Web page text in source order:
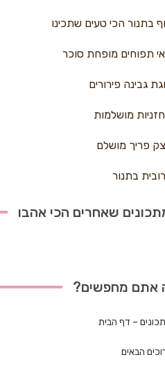
בתנור הכי טעים שתכינו
תפוחים מופחת סוכר
גבינה פירורים
מושלמות
פריך מושלם
בתנור
שאחרים הכי אהבו
אתם מחפשים?
– דף הבית
הבאים